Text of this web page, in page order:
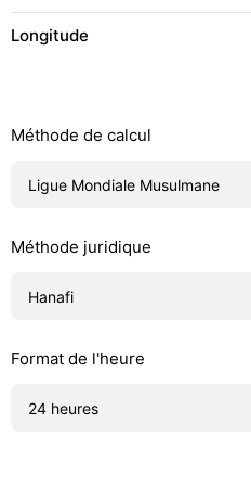
Longitude
Méthode de calcul
Méthode juridique
Format de l'heure